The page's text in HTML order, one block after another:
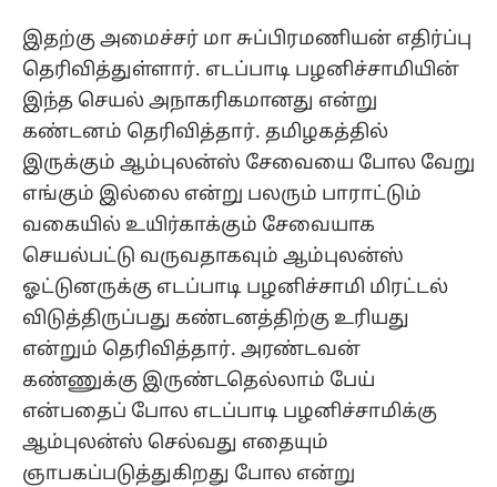
இதற்கு அமைச்சர் மா சுப்பிரமணியன் எதிர்ப்பு
தெரிவித்துள்ளார். எடப்பாடி பழனிச்சாமியின்
இந்த செயல் அநாகரிகமானது என்று
கண்டனம் தெரிவித்தார். தமிழகத்தில்
இருக்கும் ஆம்புலன்ஸ் சேவையை போல வேறு
எங்கும் இல்லை என்று பலரும் பாராட்டும்
வகையில் உயிர்காக்கும் சேவையாக
செயல்பட்டு வருவதாகவும் ஆம்புலன்ஸ்
ஓட்டுனருக்கு எடப்பாடி பழனிச்சாமி மிரட்டல்
விடுத்திருப்பது கண்டனத்திற்கு உரியது
என்றும் தெரிவித்தார். அரண்டவன்
கண்ணுக்கு இருண்டதெல்லாம் பேய்
என்பதைப் போல எடப்பாடி பழனிச்சாமிக்கு
ஆம்புலன்ஸ் செல்வது எதையும்
ஞாபகப்படுத்துகிறது போல என்று